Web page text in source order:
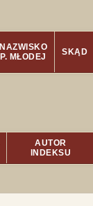
NAZWISKO
P. MŁODEJ
SKĄD
AUTOR
INDEKSU